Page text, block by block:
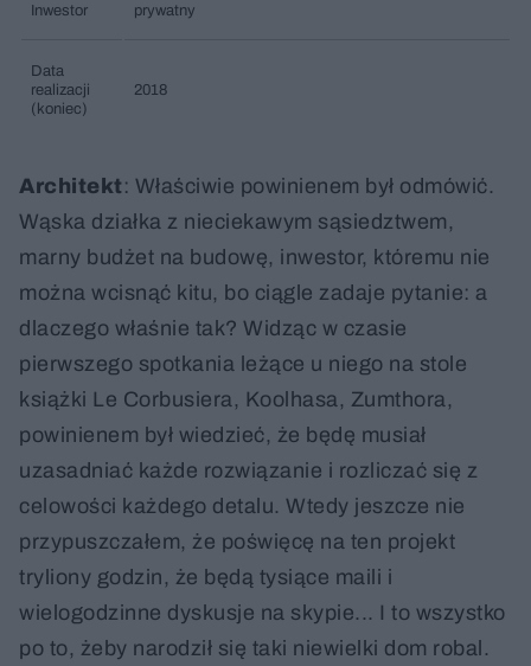
Inwestor prywatny
Data
realizacji
(koniec)
2018
Architekt : Właściwie powinienem był odmówić.
Wąska działka z nieciekawym sąsiedztwem,
marny budżet na budowę, inwestor, któremu nie
można wcisnąć kitu, bo ciągle zadaje pytanie: a
dlaczego właśnie tak? Widząc w czasie
pierwszego spotkania leżące u niego na stole
książki Le Corbusiera, Koolhasa, Zumthora,
powinienem był wiedzieć, że będę musiał
uzasadniać każde rozwiązanie i rozliczać się z
celowości każdego detalu. Wtedy jeszcze nie
przypuszczałem, że poświęcę na ten projekt
tryliony godzin, że będą tysiące maili i
wielogodzinne dyskusje na skypie... I to wszystko
po to, żeby narodził się taki niewielki dom robal.